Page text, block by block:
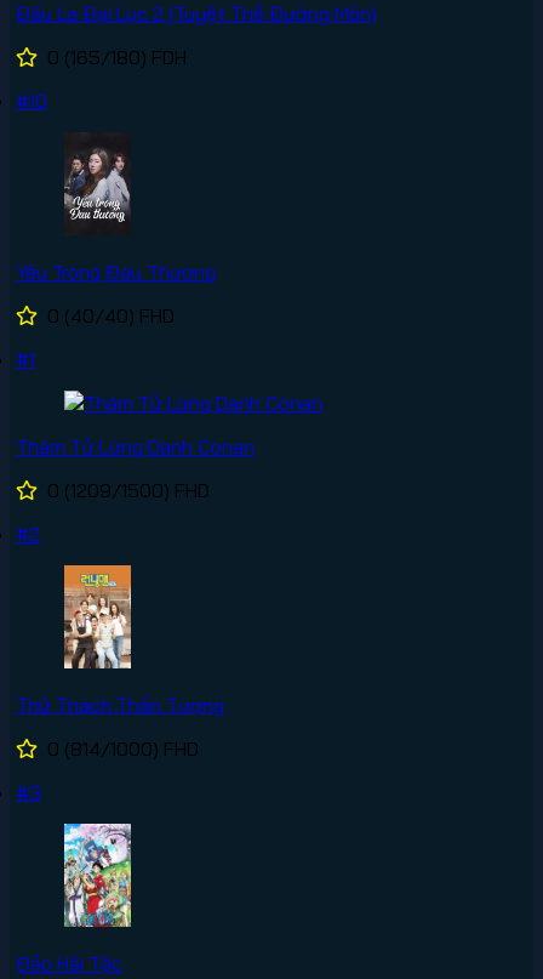
Đấu La Đại Lục 2 (Tuyệt Thế Đường Môn)
0 (165/180) FDH
#10
Yêu Trong Đau Thương
0 (40/40) FHD
#1
Thám Tử Lừng Danh Conan
0 (1209/1500) FHD
#2
Thử Thách Thần Tượng
0 (814/1000) FHD
#3
Đảo Hải Tặc